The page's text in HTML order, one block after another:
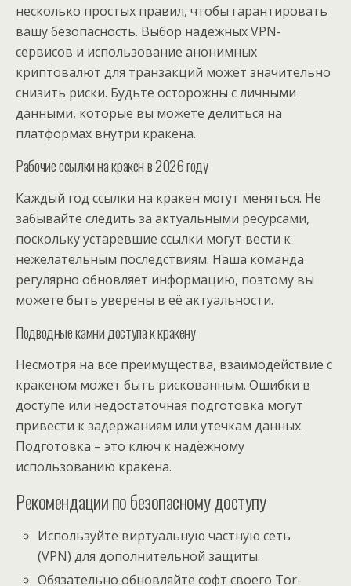
несколько простых правил, чтобы гарантировать
вашу безопасность. Выбор надёжных VPN-
сервисов и использование анонимных
криптовалют для транзакций может значительно
снизить риски. Будьте осторожны с личными
данными, которые вы можете делиться на
платформах внутри кракена.
Рабочие ссылки на кракен в 2026 году
Каждый год ссылки на кракен могут меняться. Не
забывайте следить за актуальными ресурсами,
поскольку устаревшие ссылки могут вести к
нежелательным последствиям. Наша команда
регулярно обновляет информацию, поэтому вы
можете быть уверены в её актуальности.
Подводные камни доступа к кракену
Несмотря на все преимущества, взаимодействие с
кракеном может быть рискованным. Ошибки в
доступе или недостаточная подготовка могут
привести к задержаниям или утечкам данных.
Подготовка – это ключ к надёжному
использованию кракена.
Рекомендации по безопасному доступу
Используйте виртуальную частную сеть
(VPN) для дополнительной защиты.
Обязательно обновляйте софт своего Tor-